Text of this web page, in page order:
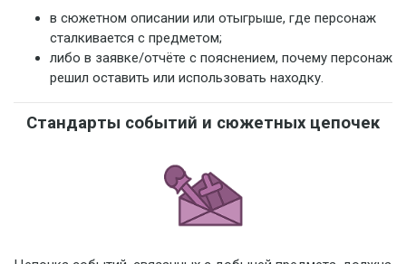
в сюжетном описании или отыгрыше, где персонаж
сталкивается с предметом;
либо в заявке/отчёте с пояснением, почему персонаж
решил оставить или использовать находку.
Стандарты событий и сюжетных цепочек